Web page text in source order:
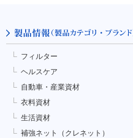
フィルター
ヘルスケア
自動車・産業資材
衣料資材
生活資材
補強ネット（クレネット）